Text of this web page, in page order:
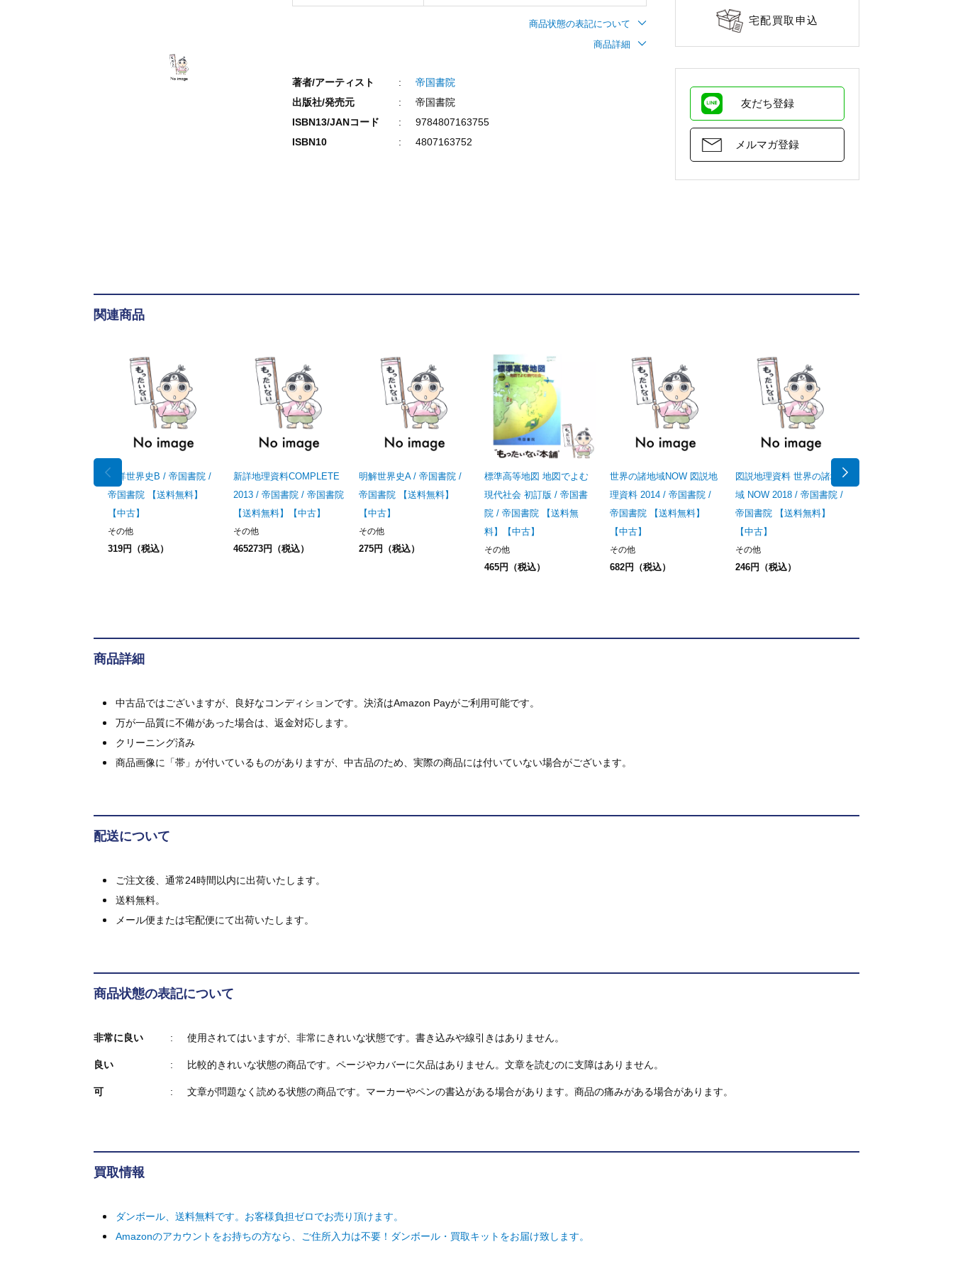
宅配買取申込
友だち登録
メルマガ登録
商品状態の表記について
商品詳細
著者/アーティスト
帝国書院
出版社/発売元
帝国書院
ISBN13/JANコード
9784807163755
ISBN10
4807163752
関連商品
新詳世界史B / 帝国書院 /
帝国書院 【送料無料】
【中古】
その他
319円（税込）
新詳地理資料COMPLETE
2013 / 帝国書院 / 帝国書院
【送料無料】【中古】
その他
465273円（税込）
明解世界史A / 帝国書院 /
帝国書院 【送料無料】
【中古】
その他
275円（税込）
標準高等地図 地図でよむ
現代社会 初訂版 / 帝国書
院 / 帝国書院 【送料無
料】【中古】
その他
465円（税込）
世界の諸地域NOW 図説地
理資料 2014 / 帝国書院 /
帝国書院 【送料無料】
【中古】
その他
682円（税込）
図説地理資料 世界の諸地
域 NOW 2018 / 帝国書院 /
帝国書院 【送料無料】
【中古】
その他
246円（税込）
商品詳細
中古品ではございますが、良好なコンディションです。決済はAmazon Payがご利用可能です。
万が一品質に不備があった場合は、返金対応します。
クリーニング済み
商品画像に「帯」が付いているものがありますが、中古品のため、実際の商品には付いていない場合がございます。
配送について
ご注文後、通常24時間以内に出荷いたします。
送料無料。
メール便または宅配便にて出荷いたします。
商品状態の表記について
非常に良い 使用されてはいますが、非常にきれいな状態です。書き込みや線引きはありません。
良い 比較的きれいな状態の商品です。ページやカバーに欠品はありません。文章を読むのに支障はありません。
可 文章が問題なく読める状態の商品です。マーカーやペンの書込がある場合があります。商品の痛みがある場合があります。
買取情報
ダンボール、送料無料です。お客様負担ゼロでお売り頂けます。
Amazonのアカウントをお持ちの方なら、ご住所入力は不要！ダンボール・買取キットをお届け致します。